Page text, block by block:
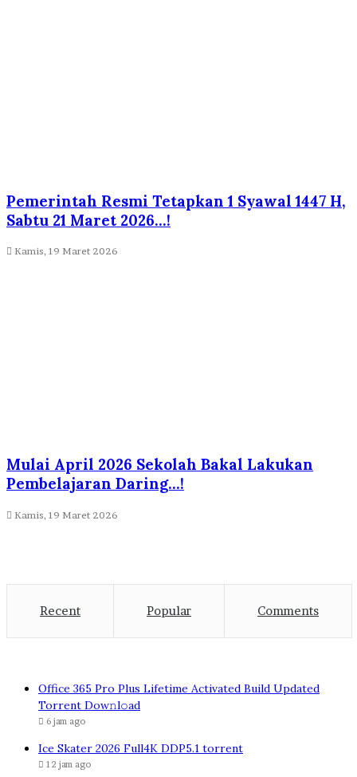
Pemerintah Resmi Tetapkan 1 Syawal 1447 H,
Sabtu 21 Maret 2026…!
Kamis, 19 Maret 2026
Mulai April 2026 Sekolah Bakal Lakukan
Pembelajaran Daring…!
Kamis, 19 Maret 2026
Recent Popular Comments
Office 365 Pro Plus Lifetime Activated Build Updated
Torrent Dow𝚗l𝚘аd
6 jam ago
Ice Skater 2026 Full4K DDP5.1 torrent
12 jam ago